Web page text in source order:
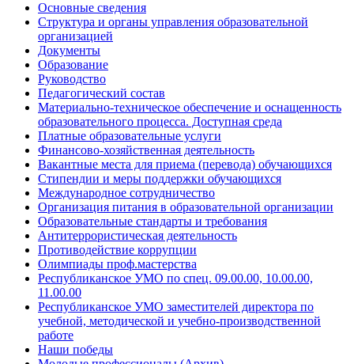
Основные сведения
Структура и органы управления образовательной
организацией
Документы
Образование
Руководство
Педагогический состав
Материально-техническое обеспечение и оснащенность
образовательного процесса. Доступная среда
Платные образовательные услуги
Финансово-хозяйственная деятельность
Вакантные места для приема (перевода) обучающихся
Стипендии и меры поддержки обучающихся
Международное сотрудничество
Организация питания в образовательной организации
Образовательные стандарты и требования
Антитеррористическая деятельность
Противодействие коррупции
Олимпиады проф.мастерства
Республиканское УМО по спец. 09.00.00, 10.00.00,
11.00.00
Республиканское УМО заместителей директора по
учебной, методической и учебно-производственной
работе
Наши победы